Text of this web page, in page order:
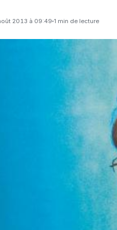
2013 à 09:49 1 min de lecture